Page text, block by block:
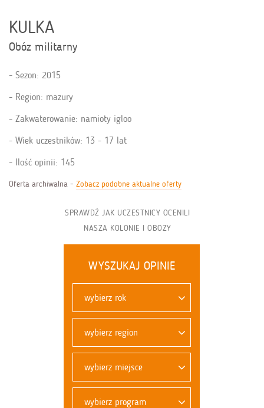
KULKA
Obóz militarny
Sezon: 2015
Region: mazury
Zakwaterowanie: namioty igloo
Wiek uczestników: 13 - 17 lat
Ilość opinii: 145
Oferta archiwalna - Zobacz podobne aktualne oferty
SPRAWDŹ JAK UCZESTNICY OCENILI
NASZA KOLONIE I OBOZY
WYSZUKAJ OPINIE
wybierz rok
wybierz region
wybierz miejsce
wybierz program